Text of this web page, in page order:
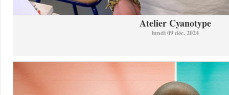
Atelier Cyanotype
lundi 09 déc. 2024